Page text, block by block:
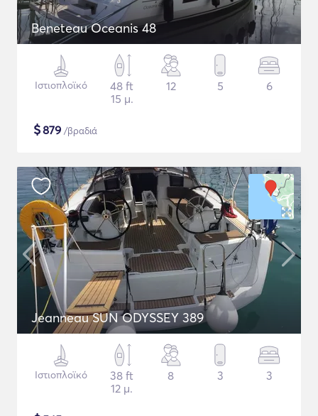
Beneteau Oceanis 48
Ιστιοπλοϊκό
48 ft
15 μ.
12 5 6
$879 /βραδιά
Jeanneau SUN ODYSSEY 389
Ιστιοπλοϊκό
38 ft
12 μ.
8 3 3